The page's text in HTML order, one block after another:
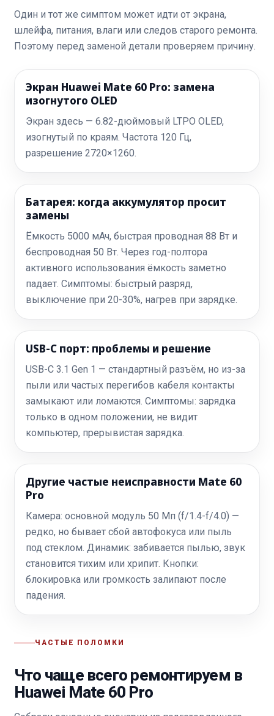
Один и тот же симптом может идти от экрана,
шлейфа, питания, влаги или следов старого ремонта.
Поэтому перед заменой детали проверяем причину.
Экран Huawei Mate 60 Pro: замена
изогнутого OLED
Экран здесь — 6.82-дюймовый LTPO OLED,
изогнутый по краям. Частота 120 Гц,
разрешение 2720×1260.
Батарея: когда аккумулятор просит
замены
Ёмкость 5000 мАч, быстрая проводная 88 Вт и
беспроводная 50 Вт. Через год-полтора
активного использования ёмкость заметно
падает. Симптомы: быстрый разряд,
выключение при 20-30%, нагрев при зарядке.
USB-C порт: проблемы и решение
USB-C 3.1 Gen 1 — стандартный разъём, но из-за
пыли или частых перегибов кабеля контакты
замыкают или ломаются. Симптомы: зарядка
только в одном положении, не видит
компьютер, прерывистая зарядка.
Другие частые неисправности Mate 60
Pro
Камера: основной модуль 50 Мп (f/1.4-f/4.0) —
редко, но бывает сбой автофокуса или пыль
под стеклом. Динамик: забивается пылью, звук
становится тихим или хрипит. Кнопки:
блокировка или громкость залипают после
падения.
ЧАСТЫЕ ПОЛОМКИ
Что чаще всего ремонтируем в
Huawei Mate 60 Pro